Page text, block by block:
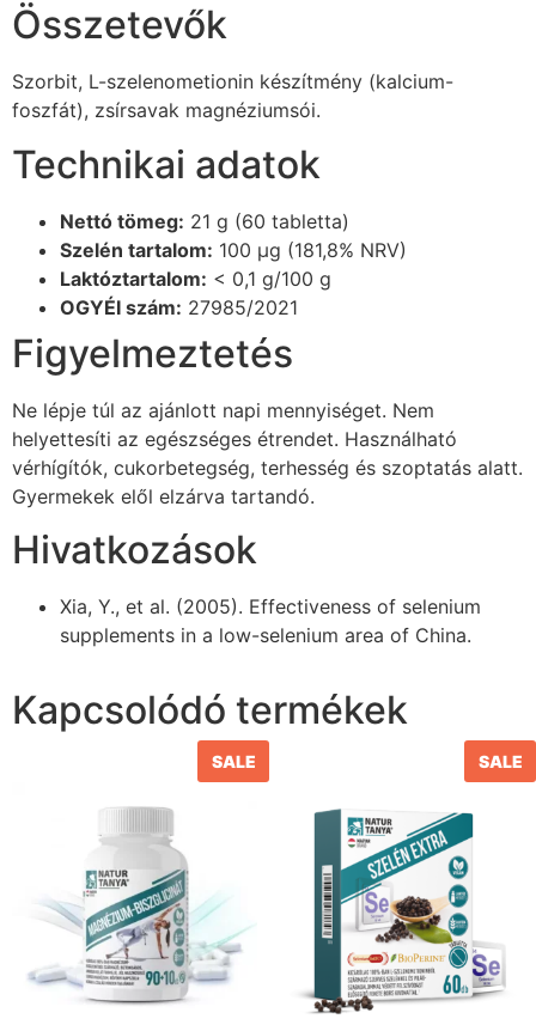
Összetevők
Szorbit, L-szelenometionin készítmény (kalcium-
foszfát), zsírsavak magnéziumsói.
Technikai adatok
Nettó tömeg: 21 g (60 tabletta)
Szelén tartalom: 100 µg (181,8% NRV)
Laktóztartalom: < 0,1 g/100 g
OGYÉI szám: 27985/2021
Figyelmeztetés
Ne lépje túl az ajánlott napi mennyiséget. Nem
helyettesíti az egészséges étrendet. Használható
vérhígítók, cukorbetegség, terhesség és szoptatás alatt.
Gyermekek elől elzárva tartandó.
Hivatkozások
Xia, Y., et al. (2005). Effectiveness of selenium
supplements in a low-selenium area of China.
Kapcsolódó termékek
SALE SALE